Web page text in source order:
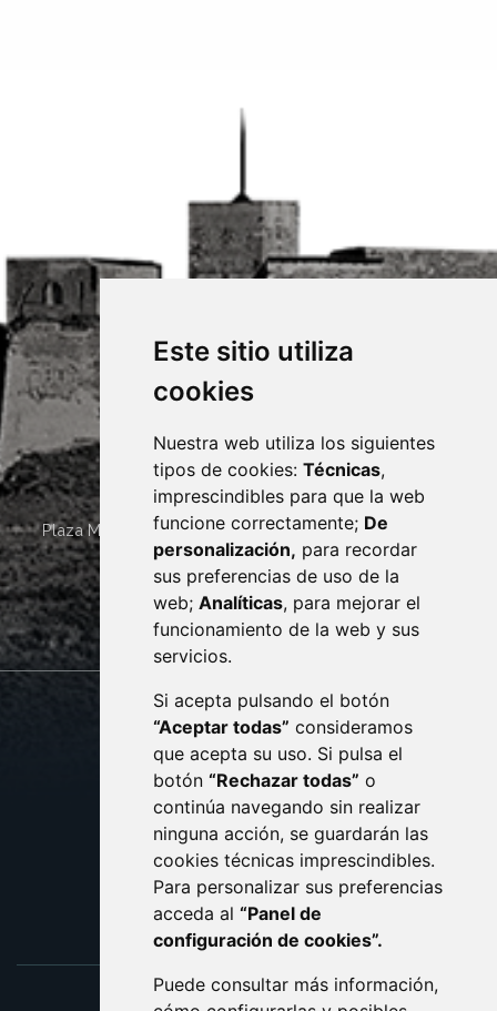
Este sitio utiliza
cookies
Nuestra web utiliza los siguientes
tipos de cookies: Técnicas,
imprescindibles para que la web
funcione correctamente; De
personalización, para recordar
sus preferencias de uso de la
web; Analíticas, para mejorar el
funcionamiento de la web y sus
servicios.
Si acepta pulsando el botón
“Aceptar todas” consideramos
que acepta su uso. Si pulsa el
botón “Rechazar todas” o
continúa navegando sin realizar
ninguna acción, se guardarán las
cookies técnicas imprescindibles.
Para personalizar sus preferencias
acceda al “Panel de
configuración de cookies”.
Puede consultar más información,
Plaza Mayor 4 22400 MONZÓN - ARAGÓN (ESPAÑA)
· (34) 974 400 700 ·
sac@monzon.es
monzon.es
CONTACTO
AVISO LEGAL
PROTECCIÓN DE DATOS
POLÍTICA DE COOKIES
ACCESIBILIDAD
ENLACE EXTERNO AL